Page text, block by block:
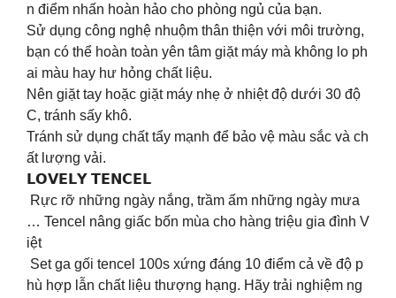
n điểm nhấn hoàn hảo cho phòng ngủ của bạn.
Sử dụng công nghệ nhuộm thân thiện với môi trường,
bạn có thể hoàn toàn yên tâm giặt máy mà không lo ph
ai màu hay hư hỏng chất liệu.
Nên giặt tay hoặc giặt máy nhẹ ở nhiệt độ dưới 30 độ
C, tránh sấy khô.
Tránh sử dụng chất tẩy mạnh để bảo vệ màu sắc và ch
ất lượng vải.
𝗟𝗢𝗩𝗘𝗟𝗬 𝗧𝗘𝗡𝗖𝗘𝗟
Rực rỡ những ngày nắng, trầm ấm những ngày mưa
… Tencel nâng giấc bốn mùa cho hàng triệu gia đình V
iệt
Set ga gối tencel 100s xứng đáng 10 điểm cả về độ p
hù hợp lẫn chất liệu thượng hạng. Hãy trải nghiệm ng